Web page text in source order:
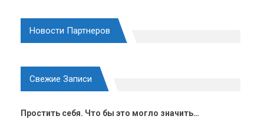
Новости Партнеров
Свежие Записи
Простить себя. Что бы это могло значить…